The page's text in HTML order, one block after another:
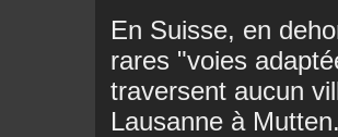
En Suisse, en
rares "voies
traversent aucun
Lausanne à